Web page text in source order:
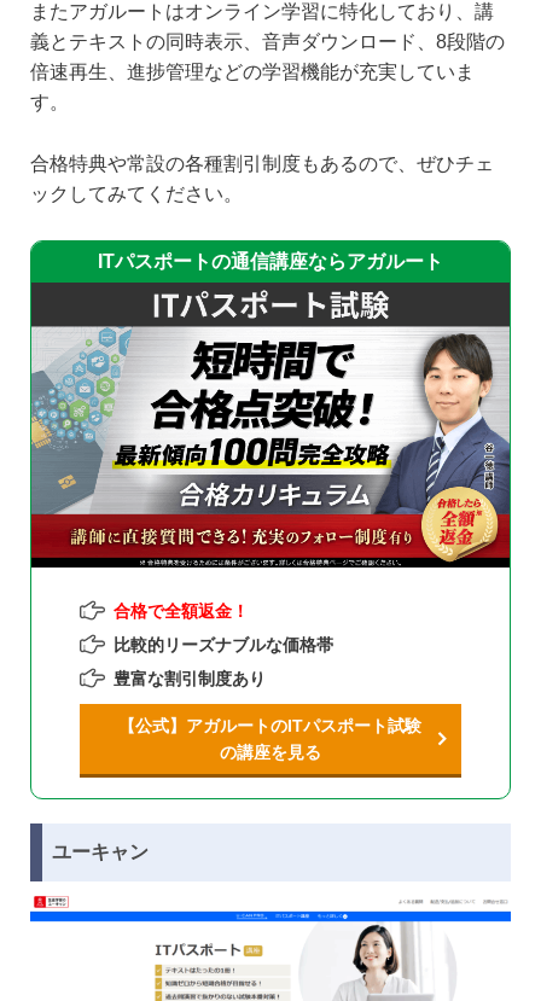
またアガルートはオンライン学習に特化しており、講
義とテキストの同時表示、音声ダウンロード、8段階の
倍速再生、進捗管理などの学習機能が充実していま
す。
合格特典や常設の各種割引制度もあるので、ぜひチェ
ックしてみてください。
ITパスポートの通信講座ならアガルート
合格で全額返金！
比較的リーズナブルな価格帯
豊富な割引制度あり
【公式】アガルートのITパスポート試験
の講座を見る
ユーキャン